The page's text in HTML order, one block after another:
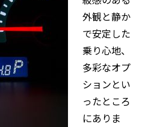
外観と静か
で安定した
乗り心地、
多彩なオプ
ションとい
ったところ
にありま